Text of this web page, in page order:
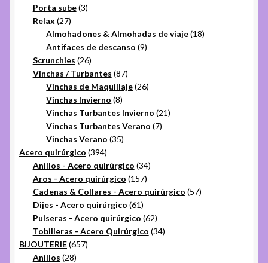
productos
Porta sube 33
Relax 2727
productos
Almohadones & Almohadas de viaje 1818
Antifaces de descanso 99
Scrunchies 2626
productos
Vinchas / Turbantes 8787
productos
Vinchas de Maquillaje 2626
Vinchas Invierno 88
productos
Vinchas Turbantes Invierno 2121
Vinchas Turbantes Verano 77
Vinchas Verano 3535
Acero quirúrgico 394394
productos
Anillos - Acero quirúrgico 3434
Aros - Acero quirúrgico 157157
productos
Cadenas & Collares - Acero quirúrgico 5757
Dijes - Acero quirúrgico 6161
productos
Pulseras - Acero quirúrgico 6262
productos
Tobilleras - Acero Quirúrgico 3434
BIJOUTERIE 657657
Anillos 2828